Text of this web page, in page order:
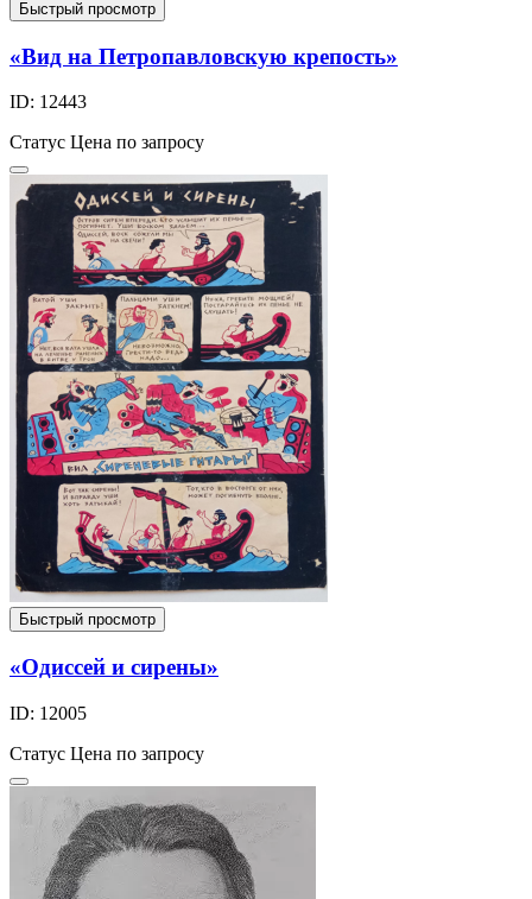
Быстрый просмотр
«Вид на Петропавловскую крепость»
ID: 12443
Статус Цена по запросу
Быстрый просмотр
«Одиссей и сирены»
ID: 12005
Статус Цена по запросу